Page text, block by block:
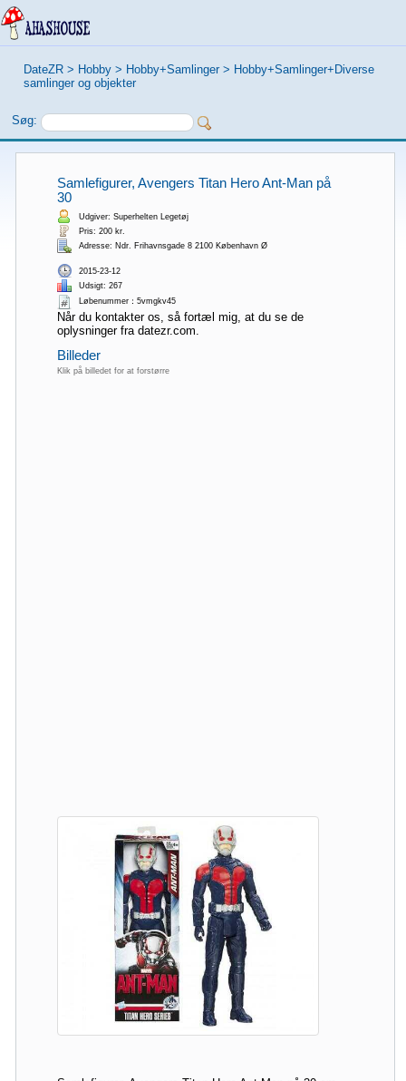
DateZR > Hobby > Hobby+Samlinger > Hobby+Samlinger+Diverse
samlinger og objekter
Søg:
Samlefigurer, Avengers Titan Hero Ant-Man på
30
Udgiver: Superhelten Legetøj
Pris: 200 kr.
Adresse: Ndr. Frihavnsgade 8 2100 København Ø
2015-23-12
Udsigt: 267
Løbenummer：5vmgkv45
Når du kontakter os, så fortæl mig, at du se de
oplysninger fra datezr.com.
Billeder
Klik på billedet for at forstørre